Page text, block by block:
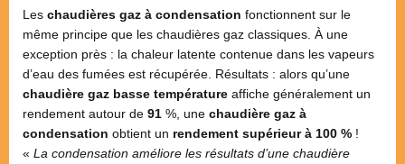
Les chaudières gaz à condensation fonctionnent sur le
même principe que les chaudières gaz classiques. À une
exception près : la chaleur latente contenue dans les vapeurs
d’eau des fumées est récupérée. Résultats : alors qu’une
chaudière gaz basse température affiche généralement un
rendement autour de 91 %, une chaudière gaz à
condensation obtient un rendement supérieur à 100 % !
« La condensation améliore les résultats d’une chaudière